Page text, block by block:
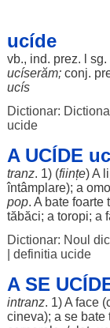
ucíde
vb., ind. prez. l sg.
ucíserăm;conj.
ucís
Dictionar:
ucide
A UCÍDE
tranz. 1) (ființe) A
întâmplare); a
pop. A bate foarte
tăbăci; a toropi; a
Dictionar: Noul
definitia ucide
A SE
intranz. 1) A face(
cineva); a se bate